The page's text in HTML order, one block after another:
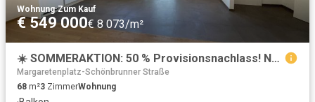
Wohnung·Zum Kauf
€ 549 000€ 8 073/m²
☀️ SOMMERAKTION: 50 % Provisionsnachlass! NÄHE NASCHMARKT DG Ausbau: 3 Zimmer befristet vermietet Rendite 2,92% und optionalen Balkon* im Innenhof eines schön sanierten Altbaus
Margaretenplatz-Schönbrunner Straße
68 m²3 ZimmerWohnung